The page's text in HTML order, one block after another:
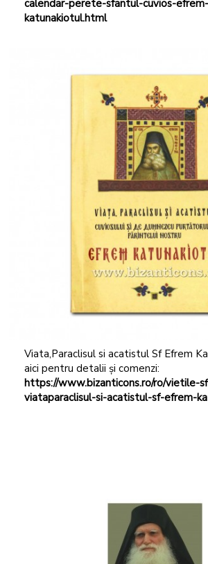
calendar-perete-sfantul-cuvios-efrem-
katunakiotul.html
Viata,Paraclisul si acatistul Sf Efrem
aici pentru detalii și comenzi:
https://www.bizanticons.ro/ro/vietile-
viataparaclisul-si-acatistul-sf-efrem-